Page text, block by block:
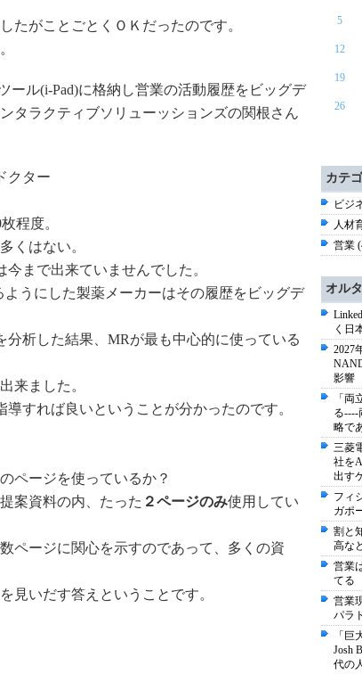
たがことごとくＯＫだったのです。
ール(i-Pad)に格納し営業の活動履歴をビッグデ
タラクティブソリューッションズの関根さん
クター
程度。
くはない。
まで出来ていませんでした。
ようにした製薬メーカーはその履歴をビッグデ
析した結果、MRが最も中心的に使っている
来ました。
導すれば良いということが分かったのです。
ページを使っているか？
案資料の内、 たった ２ページのみ使用してい
ページに関心を示すのであって、多くの資
見いだす答えということです。
5
12
19
26
カテ
ビジ
人材
営業
オル
く日
2027
影響
「
る----
略で
三菱
社を
出す
フィ
ガポ
割と
高な
営業
てる
営業
パラ
「
Josh
代の